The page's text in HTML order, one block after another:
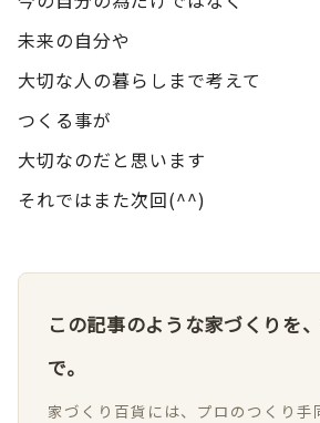
未来の自分や
大切な人の暮らしまで考えて
つくる事が
大切なのだと思います
それではまた次回(^^)
この記事のような家づくりを
で。
家づくり百貨には、プロのつくり手